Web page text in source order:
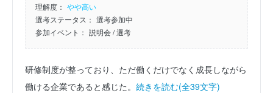
理解度： やや高い
選考ステータス： 選考参加中
参加イベント： 説明会/ 選考
研修制度が整っており、ただ働くだけでなく成長しながら
働ける企業であると感じた。 続きを読む(全39文字)